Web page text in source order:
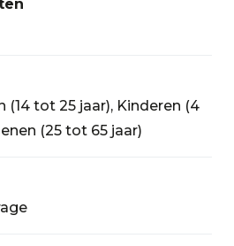
tot 25 jaar), Kinderen (4
(25 tot 65 jaar)